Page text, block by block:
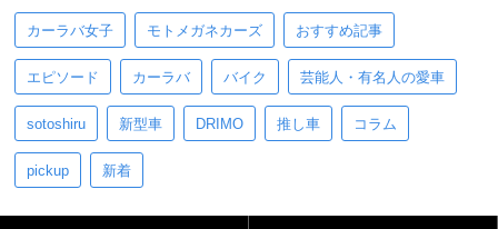
カーラバ女子 モトメガネカーズ おすすめ記事
エピソード カーラバ バイク 芸能人・有名人の愛車
sotoshiru 新型車 DRIMO 推し車 コラム
pickup 新着